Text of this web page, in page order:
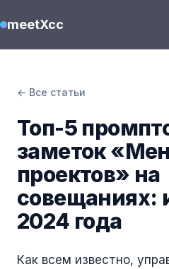
meetXcc
← Все статьи
Топ-5
заметок
проектов» на
совещаниях:
2024 года
Как всем известно,